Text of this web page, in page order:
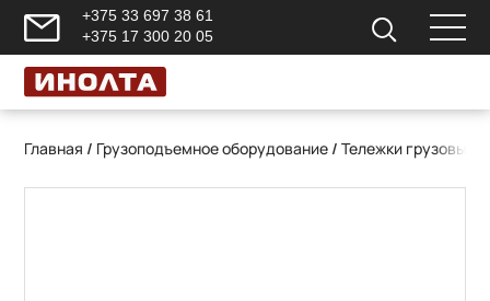
+375 33 697 38 61
+375 17 300 20 05
Главная / Грузоподъемное оборудование /Тележки грузовые